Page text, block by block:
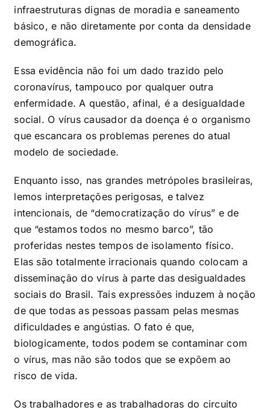
infraestruturas dignas de moradia e saneamento
básico, e não diretamente por conta da densidade
demográfica.
Essa evidência não foi um dado trazido pelo
coronavírus, tampouco por qualquer outra
enfermidade. A questão, afinal, é a desigualdade
social. O vírus causador da doença é o organismo
que escancara os problemas perenes do atual
modelo de sociedade.
Enquanto isso, nas grandes metrópoles brasileiras,
lemos interpretações perigosas, e talvez
intencionais, de “democratização do vírus” e de
que “estamos todos no mesmo barco”, tão
proferidas nestes tempos de isolamento físico.
Elas são totalmente irracionais quando colocam a
disseminação do vírus à parte das desigualdades
sociais do Brasil. Tais expressões induzem à noção
de que todas as pessoas passam pelas mesmas
dificuldades e angústias. O fato é que,
biologicamente, todos podem se contaminar com
o vírus, mas não são todos que se expõem ao
risco de vida.
Os trabalhadores e as trabalhadoras do circuito